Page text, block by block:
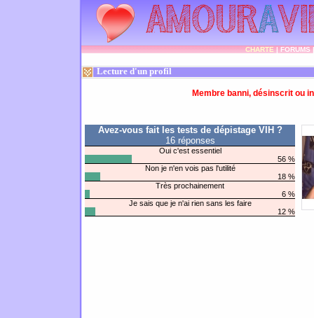
CHARTE|FORUMS
Lecture d'un profil
Membre banni, désinscrit ou
Avez-vous fait les tests de dépistage VIH ?
16 réponses
Oui c'est essentiel
56 %
Non je n'en vois pas l'utilité
18 %
Très prochainement
6 %
Je sais que je n'ai rien sans les faire
12 %